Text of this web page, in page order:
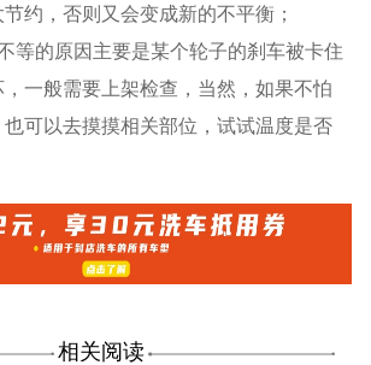
约，否则又会变成新的不平衡；
等的原因主要是某个轮子的刹车被卡住
一般需要上架检查，当然，如果不怕
可以去摸摸相关部位，试试温度是否
相关阅读